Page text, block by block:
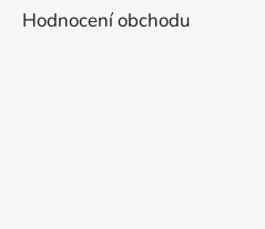
Hodnocení obchodu